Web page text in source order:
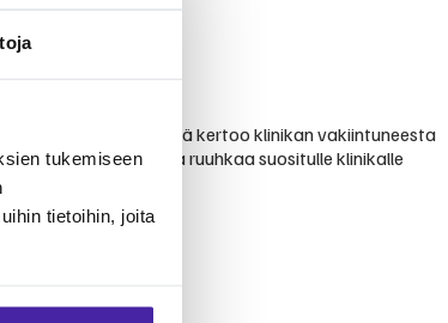
tukemiseen
tietoihin, joita
arvostelujen määrä kertoo klinikan vakiintuneesta
mainittu ajoittaista ruuhkaa suositulle klinikalle